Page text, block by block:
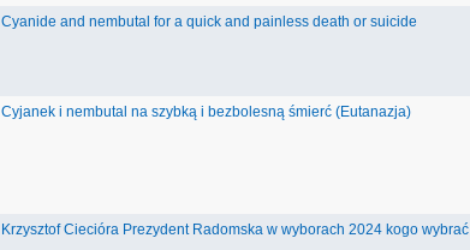
Cyanide and nembutal for a quick and painless death or suicide
Cyjanek i nembutal na szybką i bezbolesną śmierć (Eutanazja)
Krzysztof Ciecióra Prezydent Radomska w wyborach 2024 kogo wybrać